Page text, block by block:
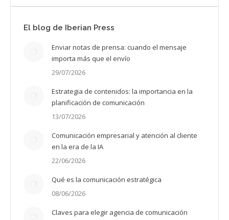
El blog de Iberian Press
Enviar notas de prensa: cuando el mensaje
importa más que el envío
29/07/2026
Estrategia de contenidos: la importancia en la
planificación de comunicación
13/07/2026
Comunicación empresarial y atención al cliente
en la era de la IA
22/06/2026
Qué es la comunicación estratégica
08/06/2026
Claves para elegir agencia de comunicación